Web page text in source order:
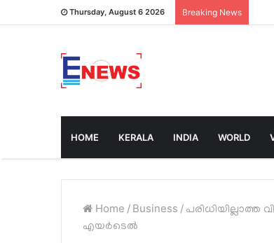
Thursday, August 6 2026 Breaking News
HOME KERALA INDIA WORLD
Home / Business /
എയര്‍ടെല്‍